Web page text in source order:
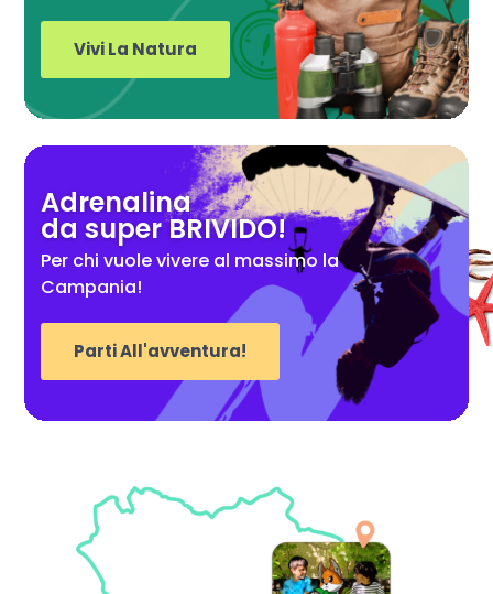
Vivi La Natura
Adrenalina
da super BRIVIDO!
Per chi vuole vivere al massimo la
Campania!
Parti All'avventura!